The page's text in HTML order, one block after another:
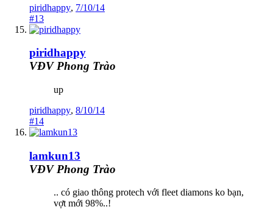
piridhappy, 7/10/14
#13
piridhappy
VĐV Phong Trào
up
piridhappy, 8/10/14
#14
lamkun13
VĐV Phong Trào
.. có giao thông protech với fleet diamons ko bạn,
vợt mới 98%..!